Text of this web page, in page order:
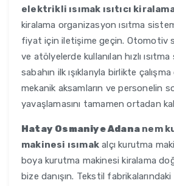
elektrikli ısımak ısıtıcı
kiralama organizasyon ısıtma
fiyat için iletişime geçin. Otomotiv
ve atölyelerde kullanılan hızlı
sabahın ilk ışıklarıyla birlikte çalışma
mekanik aksamların ve personelin
yavaşlamasını tamamen ortadan
Hatay Osmaniye Adana nem
makinesi ısımak alçı kurutma
boya kurutma makinesi kiralama
bize danışın. Tekstil